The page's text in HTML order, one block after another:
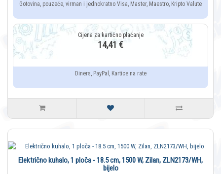
Gotovina, pouzeće, virman i jednokratno Visa, Master, Maestro, Kripto Valute
14,41 €
Diners, PayPal, Kartice na rate
Električno kuhalo, 1 ploča - 18.5 cm, 1500 W, Zilan, ZLN2173/WH,
bijelo